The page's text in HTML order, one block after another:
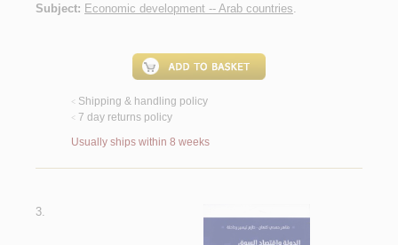
Subject: Economic development -- Arab countries.
< Shipping & handling policy
< 7 day returns policy
Usually ships within 8 weeks
3.